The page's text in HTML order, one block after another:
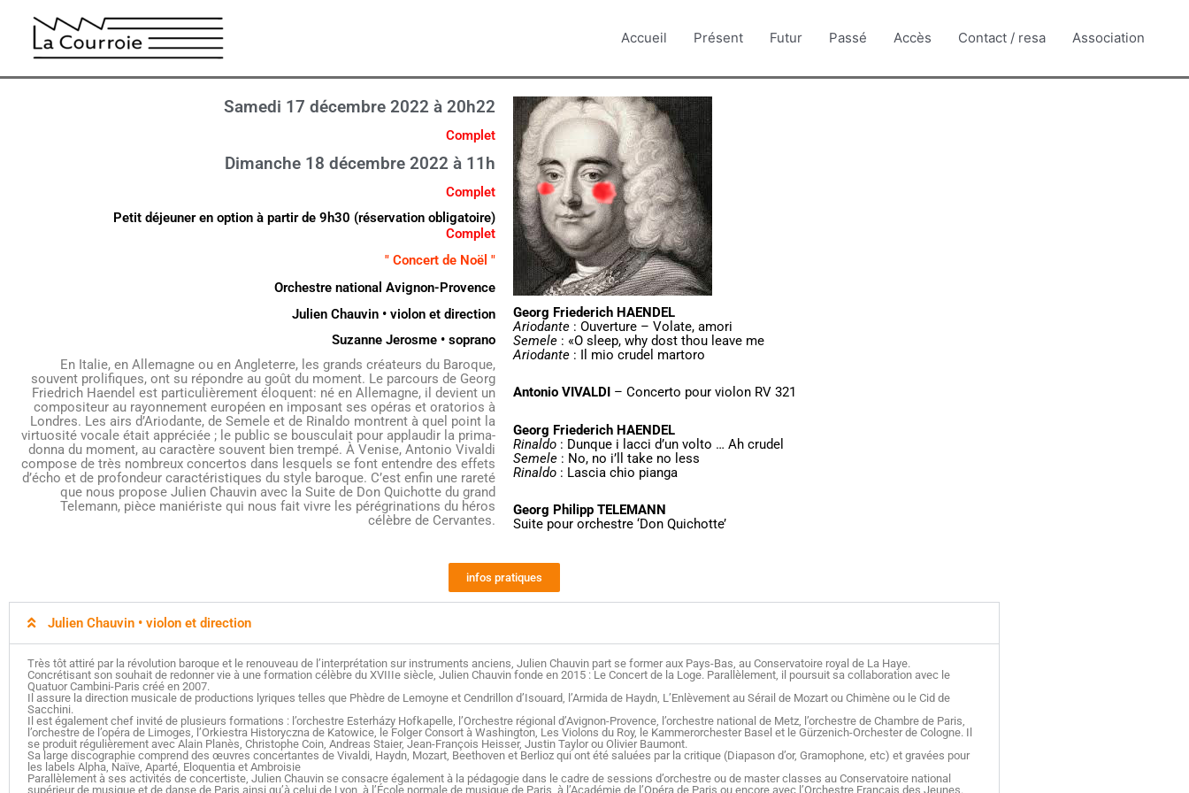
contenu
Accueil Présent Futur Passé Accès Contact / resa Association
Samedi 17 décembre 2022 à 20h22
Complet
Dimanche 18 décembre 2022 à 11h
Complet
Petit déjeuner en option à partir de 9h30 (réservation obligatoire)
Complet
" Concert de Noël "
Orchestre national Avignon-Provence
Julien Chauvin • violon et direction
Suzanne Jerosme • soprano
En Italie, en Allemagne ou en Angleterre, les grands créateurs du Baroque,
souvent prolifiques, ont su répondre au goût du moment. Le parcours de Georg
Friedrich Haendel est particulièrement éloquent: né en Allemagne, il devient un
compositeur au rayonnement européen en imposant ses opéras et oratorios à
Londres. Les airs d’Ariodante, de Semele et de Rinaldo montrent à quel point la
virtuosité vocale était appréciée ; le public se bousculait pour applaudir la prima-
donna du moment, au caractère souvent bien trempé. À Venise, Antonio Vivaldi
compose de très nombreux concertos dans lesquels se font entendre des effets
d’écho et de profondeur caractéristiques du style baroque. C’est enfin une rareté
que nous propose Julien Chauvin avec la Suite de Don Quichotte du grand
Telemann, pièce maniériste qui nous fait vivre les pérégrinations du héros
célèbre de Cervantes.
Georg Friederich HAENDEL
Ariodante : Ouverture – Volate, amori
Semele : «O sleep, why dost thou leave me
Ariodante : Il mio crudel martoro
Antonio VIVALDI – Concerto pour violon RV 321
Georg Friederich HAENDEL
Rinaldo : Dunque i lacci d’un volto … Ah crudel
Semele : No, no i’ll take no less
Rinaldo : Lascia chio pianga
Georg Philipp TELEMANN
Suite pour orchestre ‘Don Quichotte’
infos pratiques
Julien Chauvin • violon et direction
Très tôt attiré par la révolution baroque et le renouveau de l’interprétation sur instruments anciens, Julien Chauvin part se former aux Pays-Bas, au Conservatoire royal de La Haye.
Concrétisant son souhait de redonner vie à une formation célèbre du XVIIIe siècle, Julien Chauvin fonde en 2015 : Le Concert de la Loge. Parallèlement, il poursuit sa collaboration avec le
Quatuor Cambini-Paris créé en 2007.
Il assure la direction musicale de productions lyriques telles que Phèdre de Lemoyne et Cendrillon d’Isouard, l’Armida de Haydn, L’Enlèvement au Sérail de Mozart ou Chimène ou le Cid de
Sacchini.
Il est également chef invité de plusieurs formations : l’orchestre Esterházy Hofkapelle, l’Orchestre régional d’Avignon-Provence, l’orchestre national de Metz, l’orchestre de Chambre de Paris,
l’orchestre de l’opéra de Limoges, l’Orkiestra Historyczna de Katowice, le Folger Consort à Washington, Les Violons du Roy, le Kammerorchester Basel et le Gürzenich-Orchester de Cologne. Il
se produit régulièrement avec Alain Planès, Christophe Coin, Andreas Staier, Jean-François Heisser, Justin Taylor ou Olivier Baumont.
Sa large discographie comprend des œuvres concertantes de Vivaldi, Haydn, Mozart, Beethoven et Berlioz qui ont été saluées par la critique (Diapason d’or, Gramophone, etc) et gravées pour
les labels Alpha, Naïve, Aparté, Eloquentia et Ambroisie
Parallèlement à ses activités de concertiste, Julien Chauvin se consacre également à la pédagogie dans le cadre de sessions d’orchestre ou de master classes au Conservatoire national
supérieur de musique et de danse de Paris ainsi qu’à celui de Lyon, à l’École normale de musique de Paris, à l’Académie de l’Opéra de Paris ou encore avec l’Orchestre Français des Jeunes.